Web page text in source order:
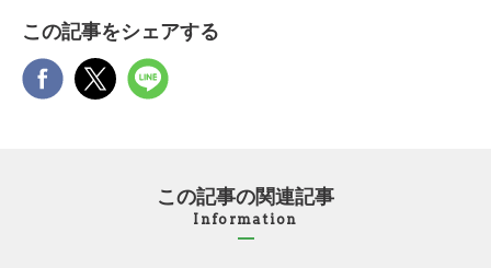
この記事をシェアする
この記事の関連記事
Information